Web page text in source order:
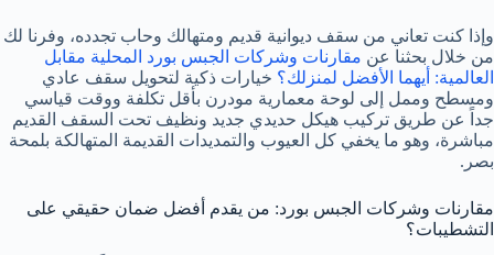
وإذا كنت تعاني من سقف ديوانية قديم ومتهالك وحاب تجدده، وفرنا لك
من خلال بحثنا عن مقارنات وشركات الجبس بورد المحلية مقابل
العالمية: أيهما الأفضل لمنزلك؟ خيارات ذكية لتحويل سقف عادي
ومسطح وممل إلى لوحة معمارية مودرن بأقل تكلفة ووقت قياسي
جداً عن طريق تركيب هيكل حديدي جديد ونظيف تحت السقف القديم
مباشرة، وهو ما يخفي كل العيوب والتمديدات القديمة المتهالكة بلمحة
بصر.
مقارنات وشركات الجبس بورد: من يقدم أفضل ضمان حقيقي على
التشطيبات؟